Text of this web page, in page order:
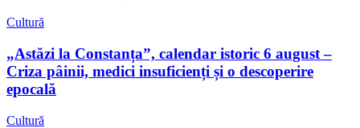
Cultură
„Astăzi la Constanța”, calendar istoric 6 august –
Criza pâinii, medici insuficienți și o descoperire
epocală
Cultură